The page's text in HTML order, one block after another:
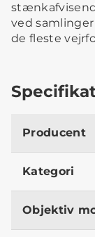
ved
de fleste
Producent
Kategori
Objektiv